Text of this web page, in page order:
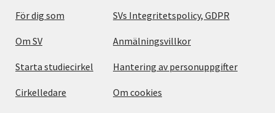
För dig som
Om SV
Starta studiecirkel
Cirkelledare
SVs Integritetspolicy, GDPR
Anmälningsvillkor
Hantering av personuppgifter
Om cookies